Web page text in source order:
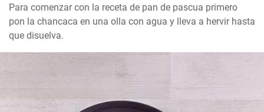
Para comenzar con la receta de pan de pascua primero
pon la chancaca en una olla con agua y lleva a hervir hasta
que disuelva.